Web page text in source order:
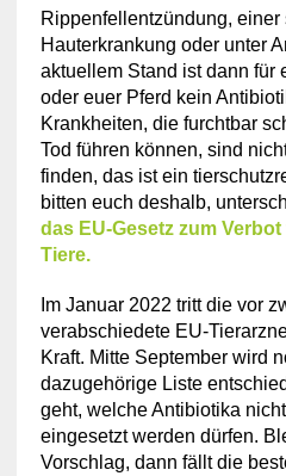
Rippenfellentzündung, einer
Hauterkrankung oder unter
aktuellem Stand ist dann für
oder euer Pferd kein
Krankheiten, die furchtbar
Tod führen können, sind
finden, das ist ein
bitten euch deshalb,
das EU-Gesetz zum
Tiere.
Im Januar 2022 tritt die vor
verabschiedete EU-
Kraft. Mitte September wird
dazugehörige Liste
geht, welche Antibiotika
eingesetzt werden dürfen.
Vorschlag, dann fällt die